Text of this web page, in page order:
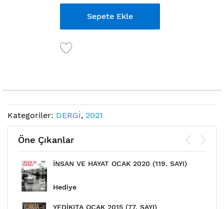
Sepete Ekle
Kategoriler: DERGİ, 2021
Öne Çıkanlar
İNSAN VE HAYAT OCAK 2020 (119. SAYI)
Hediye
YEDİKITA OCAK 2015 (77. SAYI)